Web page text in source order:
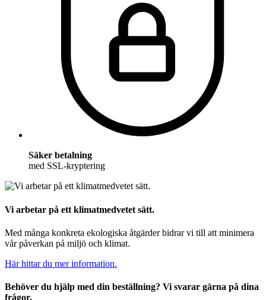
Säker betalning
med SSL-kryptering
Vi arbetar på ett klimatmedvetet sätt.
Med många konkreta ekologiska åtgärder bidrar vi till att minimera
vår påverkan på miljö och klimat.
Här hittar du mer information.
Behöver du hjälp med din beställning? Vi svarar gärna på dina
frågor.